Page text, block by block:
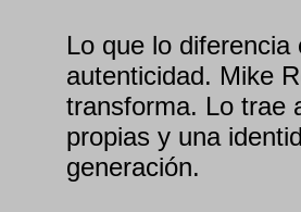
Lo que lo
autenticidad. Mike
transforma. Lo trae
propias y una
generación.